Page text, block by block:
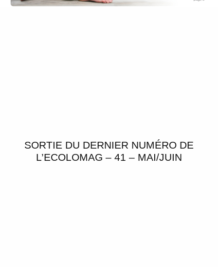
SORTIE DU DERNIER NUMÉRO DE
L’ECOLOMAG – 41 – MAI/JUIN